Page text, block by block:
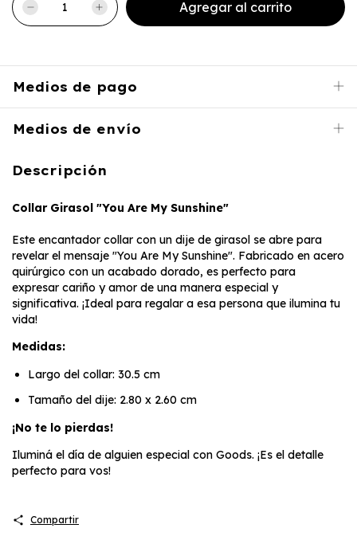
Medios de pago
Medios de envío
Descripción
Collar Girasol "You Are My Sunshine"
Este encantador collar con un dije de girasol se abre para
revelar el mensaje "You Are My Sunshine". Fabricado en acero
quirúrgico con un acabado dorado, es perfecto para
expresar cariño y amor de una manera especial y
significativa. ¡Ideal para regalar a esa persona que ilumina tu
vida!
Medidas:
Largo del collar: 30.5 cm
Tamaño del dije: 2.80 x 2.60 cm
¡No te lo pierdas!
Iluminá el día de alguien especial con Goods. ¡Es el detalle
perfecto para vos!
Compartir